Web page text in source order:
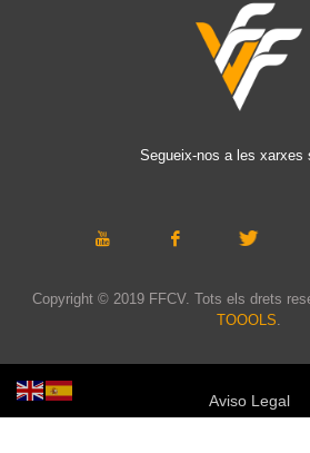
Segueix-nos a les xarxes
Copyright © 2019 FFCV. Tots els drets
TOOOLS.
Aviso Legal